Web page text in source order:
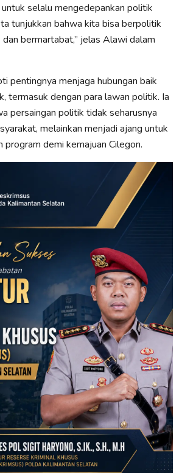
selalu mengedepankan politik
tunjukkan bahwa kita bisa berpolitik
bermartabat,” jelas Alawi dalam
pentingnya menjaga hubungan baik
termasuk dengan para lawan politik. Ia
persaingan politik tidak seharusnya
melainkan menjadi ajang untuk
program demi kemajuan Cilegon.